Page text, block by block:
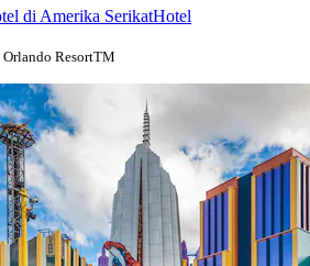
di Amerika SerikatHotel
ResortTM